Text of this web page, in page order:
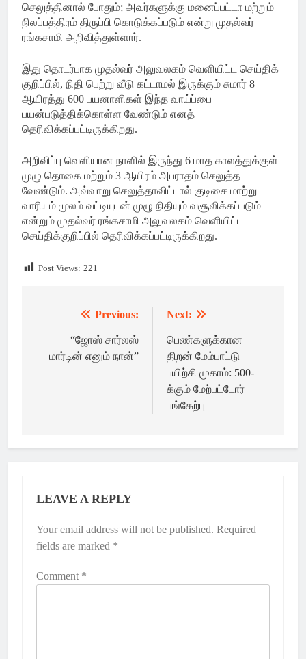
செலுத்தினால் போதும்; அவர்களுக்கு மனைப்பட்டா மற்றும்
நிலப்பத்திரம் திருப்பி கொடுக்கப்படும் என்று முதல்வர்
ரங்கசாமி அறிவித்துள்ளார்.
இது தொடர்பாக முதல்வர் அலுவலகம் வெளியிட்ட செய்திக்
குறிப்பில், நிதி பெற்று வீடு கட்டாமல் இருக்கும் சுமார் 8
ஆயிரத்து 600 பயனாளிகள் இந்த வாய்ப்பை
பயன்படுத்திக்கொள்ள வேண்டும் எனத்
தெரிவிக்கப்பட்டிருக்கிறது.
அறிவிப்பு வெளியான நாளில் இருந்து 6 மாத காலத்துக்குள்
முழு தொகை மற்றும் 3 ஆயிரம் அபராதம் செலுத்த
வேண்டும். அவ்வாறு செலுத்தாவிட்டால் குடிசை மாற்று
வாரியம் மூலம் வட்டியுடன் முழு நிதியும் வசூலிக்கப்படும்
என்றும் முதல்வர் ரங்கசாமி அலுவலகம் வெளியிட்ட
செய்திக்குறிப்பில் தெரிவிக்கப்பட்டிருக்கிறது.
Post Views: 221
navigation
Previous:
“ஜோஸ் சார்லஸ்
மார்டின் எனும் நான்”
Next:
பெண்களுக்கான
திறன் மேம்பாட்டு
பயிற்சி முகாம்: 500-
க்கும் மேற்பட்டோர்
பங்கேற்பு
LEAVE A REPLY
Your email address will not be published. Required
fields are marked *
Comment *